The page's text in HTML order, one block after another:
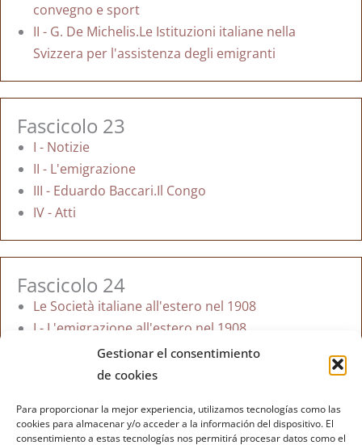
Gestionar el consentimiento
de cookies
Para proporcionar la mejor experiencia, utilizamos tecnologías como las
cookies para almacenar y/o acceder a la información del dispositivo. El
consentimiento a estas tecnologías nos permitirá procesar datos como el
convegno e sport
II - G. De Michelis.Le Istituzioni italiane nella
Svizzera per l'assistenza degli emigranti
Fascicolo 23
I - Notizie
II - L'emigrazione
III - Eduardo Baccari.Il Congo
IV - Atti
Fascicolo 24
Le Società italiane all'estero nel 1908
I - L'emigrazione all'estero nel 1908
Torna all'indice dei bollettini
Fundación Paolo Crescipara la historia de la emigración